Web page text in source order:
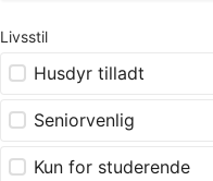
Livsstil
Husdyr tilladt
Seniorvenlig
Kun for studerende